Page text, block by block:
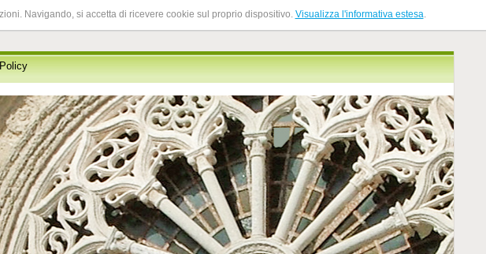
Navigando, si accetta di ricevere cookie sul proprio dispositivo. Visualizza l'informativa estesa.